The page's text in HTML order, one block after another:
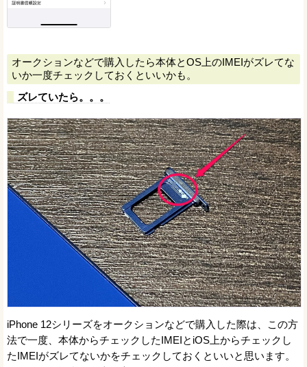
オークションなどで購入したら本体とOS上のIMEIがズレてな
いか一度チェックしておくといいかも。
ズレていたら。。。
iPhone 12シリーズをオークションなどで購入した際は、この方
法で一度、本体からチェックしたIMEIとiOS上からチェックし
たIMEIがズレてないかをチェックしておくといいと思います。